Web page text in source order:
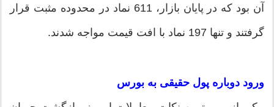
آن بود که در پایان بازار، 611 نماد در محدوده مثبت قرار
گرفتند و تنها 197 نماد با افت قیمت مواجه شدند.
ورود دوباره پول حقیقی به بورس